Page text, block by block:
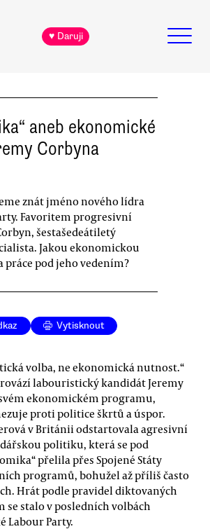
♥ Daruji
aneb ekonomické
Corbyna
znát jméno nového lídra
Favoritem progresivní
šestašedeátiletý
Jakou ekonomickou
pod jeho vedením?
Vytisknout
volba, ne ekonomická nutnost.“
labouristický kandidát Jeremy
ekonomickém programu,
proti politice škrtů a úspor.
v Británii odstartovala agresivní
politiku, která se pod
přelila přes Spojené Státy
programů, bohužel až příliš často
Hrát podle pravidel diktovaných
se stalo v posledních volbách
Labour Party.